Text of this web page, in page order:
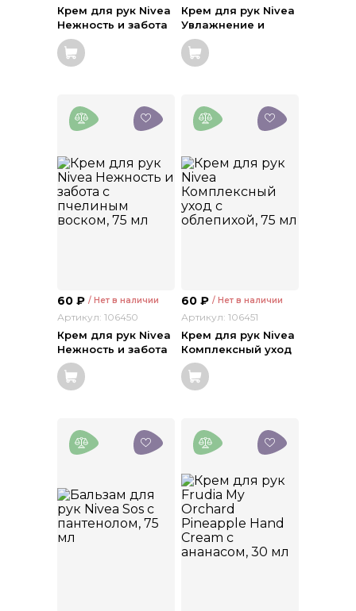
Крем для рук Nivea
Нежность и забота
с маслом ши, 100 мл
Крем для рук Nivea
Увлажнение и
мягкость с алоэ
вера, 75 мл
60 ₽ / Нет в наличии
Артикул: 106450
Крем для рук Nivea
Нежность и забота
с пчелиным воском,
75 мл
60 ₽ / Нет в наличии
Артикул: 106451
Крем для рук Nivea
Комплексный уход
с облепихой, 75 мл